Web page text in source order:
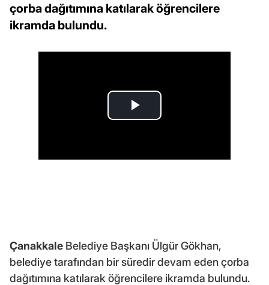
çorba dağıtımına katılarak öğrencilere
ikramda bulundu.
Çanakkale Belediye Başkanı Ülgür Gökhan,
belediye tarafından bir süredir devam eden çorba
dağıtımına katılarak öğrencilere ikramda bulundu.